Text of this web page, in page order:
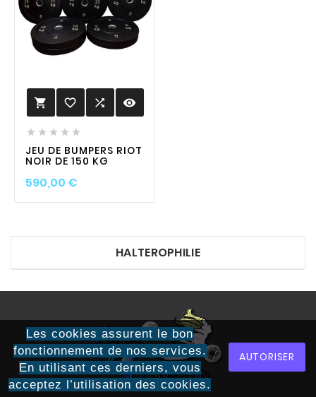
Les cookies assurent le bon
fonctionnement de nos services.
En utilisant ces derniers, vous
acceptez l’utilisation des cookies.
AUTORISER
 favorite_border  visibility
    
JEU DE BUMPERS RIOT
NOIR DE 150 KG
590,00 €Prix
HALTEROPHILIE